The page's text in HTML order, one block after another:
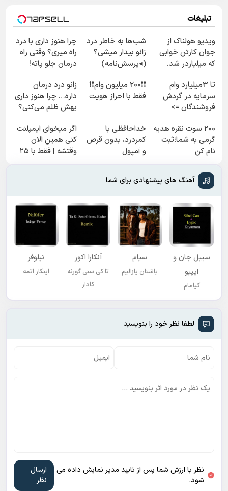
تبلیغات
ویدیو هولناک از
جوان کارتن خوابی
که میلیاردر شد.
شب‌ها به خاطر درد
زانو بیدار میشی؟
(◂پرسش‌نامه)
چرا هنوز داری با درد
راه میری؟ وقتی راه
درمان جلو پاته!
تا 3میلیارد وام
سرمایه در گردش
فروشندگان =>
کن
❗❗200 میلیون وام❗❗
فقط با احراز هویت
زانو درد درمان
داره… چرا هنوز داری
بهش ظلم می‌کنی؟
200 سوت نقره هدیه
گرمی به شما؛ثبت
نام کن
خداحافظی با
کمردرد، بدون قرص
و آمپول
اگر میخوای ایمپلنت
کنی همین الان
وقتشه | فقط با ۲۵
میلیون تومان!!!
آهنگ های پیشنهادی برای شما
سیبل جان و
ایپیو
کیامام
سیام
باشتان یازالیم
آنکارا اکوز
تا کی سنی گورنه
کادار
نیلوفر
اینکار اتمه
لطفا نظر خود را بنویسید
نظر با ارزش شما پس از تایید مدیر نمایش داده می
شود.